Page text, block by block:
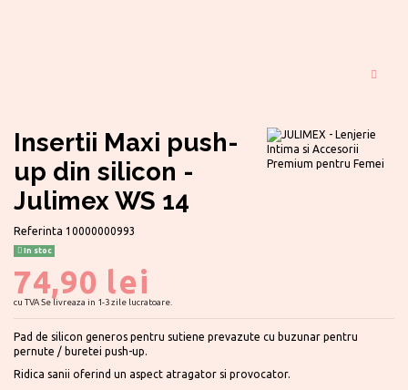
Insertii Maxi push-
up din silicon -
Julimex WS 14
Referinta 10000000993
In stoc
74,90 lei
cu TVASe livreaza in 1-3 zile lucratoare.
Pad de silicon generos pentru sutiene prevazute cu buzunar pentru
pernute / buretei push-up.
Ridica sanii oferind un aspect atragator si provocator.